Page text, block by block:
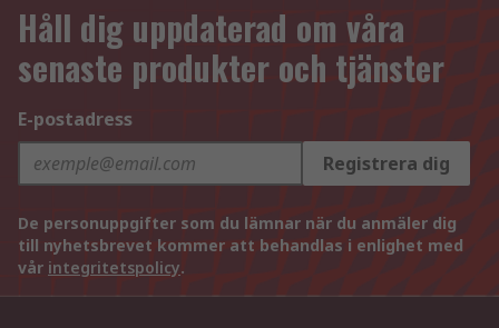
Håll dig uppdaterad om våra
senaste produkter och tjänster
E-postadress
Registrera dig
De personuppgifter som du lämnar när du anmäler dig
till nyhetsbrevet kommer att behandlas i enlighet med
vår integritetspolicy.